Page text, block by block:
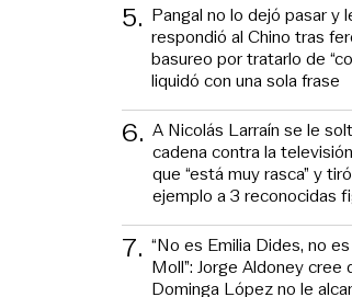
5. Pangal no lo dejó pasar y
respondió al Chino tras
basureo por tratarlo de
liquidó con una sola frase
6. A Nicolás Larraín se le
cadena contra la
que “está muy rasca” y
ejemplo a 3 reconocidas
7. “No es Emilia Dides, no
Moll”: Jorge Aldoney cree
Dominga López no le